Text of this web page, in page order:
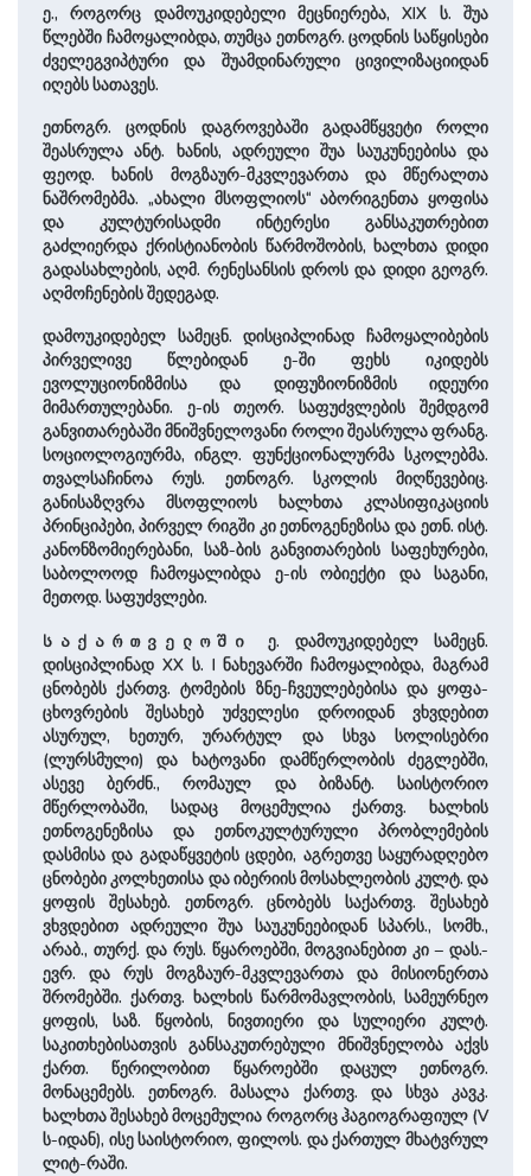
ე., როგორც დამოუკიდებელი მეცნიერება, XIX ს. შუა
წლებში ჩამოყალიბდა, თუმცა ეთნოგრ. ცოდნის საწყისები
ძველეგვიპტური და შუამდინარული ცივილიზაციიდან
იღებს სათავეს.
ეთნოგრ. ცოდნის დაგროვებაში გადამწყვეტი როლი
შეასრულა ანტ. ხანის, ადრეული შუა საუკუნეებისა და
ფეოდ. ხანის მოგზაურ-მკვლევართა და მწერალთა
ნაშრომებმა. „ახალი მსოფლიოს“ აბორიგენთა ყოფისა
და კულტურისადმი ინტერესი განსაკუთრებით
გაძლიერდა ქრისტიანობის წარმოშობის, ხალხთა დიდი
გადასახლების, აღმ. რენესანსის დროს და დიდი გეოგრ.
აღმოჩენების შედეგად.
დამოუკიდებელ სამეცნ. დისციპლინად ჩამოყალიბების
პირველივე წლებიდან ე-ში ფეხს იკიდებს
ევოლუციონიზმისა და დიფუზიონიზმის იდეური
მიმართულებანი. ე-ის თეორ. საფუძვლების შემდგომ
განვითარებაში მნიშვნელოვანი როლი შეასრულა ფრანგ.
სოციოლოგიურმა, ინგლ. ფუნქციონალურმა სკოლებმა.
თვალსაჩინოა რუს. ეთნოგრ. სკოლის მიღწევებიც.
განისაზღვრა მსოფლიოს ხალხთა კლასიფიკაციის
პრინციპები, პირველ რიგში კი ეთნოგენეზისა და ეთნ. ისტ.
კანონზომიერებანი, საზ-ბის განვითარების საფეხურები,
საბოლოოდ ჩამოყალიბდა ე-ის ობიექტი და საგანი,
მეთოდ. საფუძვლები.
საქართველოში
ე. დამოუკიდებელ სამეცნ.
დისციპლინად XX ს. I ნახევარში ჩამოყალიბდა, მაგრამ
ცნობებს ქართვ. ტომების ზნე-ჩვეულებებისა და ყოფა-
ცხოვრების შესახებ უძველესი დროიდან ვხვდებით
ასურულ, ხეთურ, ურარტულ და სხვა სოლისებრი
(ლურსმული) და ხატოვანი დამწერლობის ძეგლებში,
ასევე ბერძნ., რომაულ და ბიზანტ. საისტორიო
მწერლობაში, სადაც მოცემულია ქართვ. ხალხის
ეთნოგენეზისა და ეთნოკულტურული პრობლემების
დასმისა და გადაწყვეტის ცდები, აგრეთვე საყურადღებო
ცნობები კოლხეთისა და იბერიის მოსახლეობის კულტ. და
ყოფის შესახებ. ეთნოგრ. ცნობებს საქართვ. შესახებ
ვხვდებით ადრეული შუა საუკუნეებიდან სპარს., სომხ.,
არაბ., თურქ. და რუს. წყაროებში, მოგვიანებით კი – დას.-
ევრ. და რუს მოგზაურ-მკვლევართა და მისიონერთა
შრომებში. ქართვ. ხალხის წარმომავლობის, სამეურნეო
ყოფის, საზ. წყობის, ნივთიერი და სულიერი კულტ.
საკითხებისათვის განსაკუთრებული მნიშვნელობა აქვს
ქართ. წერილობით წყაროებში დაცულ ეთნოგრ.
მონაცემებს. ეთნოგრ. მასალა ქართვ. და სხვა კავკ.
ხალხთა შესახებ მოცემულია როგორც ჰაგიოგრაფიულ (V
ს-იდან), ისე საისტორიო, ფილოს. და ქართულ მხატვრულ
ლიტ-რაში.